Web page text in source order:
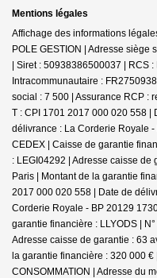
Mentions légales
Affichage des informations
POLE GESTION | Adresse siège
| Siret : 50938386500037 | RCS
Intracommunautaire :
social : 7 500 | Assurance RCP :
T : CPI 1701 2017 000 020 558 |
délivrance : La Corderie Royale
CEDEX | Caisse de garantie
: LEGI04292 | Adresse caisse
Paris | Montant de la garantie
2017 000 020 558 | Date de
Corderie Royale - BP 20129
garantie financière : LLYODS |
Adresse caisse de garantie : 63
la garantie financière : 320 000 €
CONSOMMATION | Adresse du